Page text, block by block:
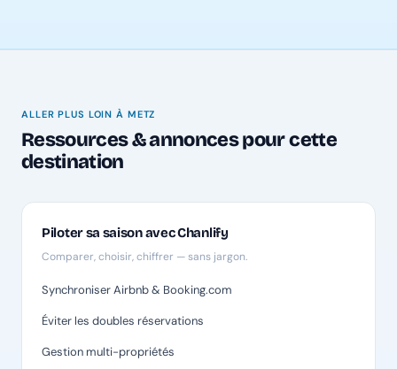
ALLER PLUS LOIN À METZ
Ressources & annonces pour cette
destination
Piloter sa saison avec Chanlify
Comparer, choisir, chiffrer — sans jargon.
Synchroniser Airbnb & Booking.com
Éviter les doubles réservations
Gestion multi-propriétés